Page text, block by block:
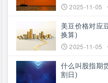
2025-11-05
美豆价格对应
换算)
2025-11-05
什么叫股指期
割日)